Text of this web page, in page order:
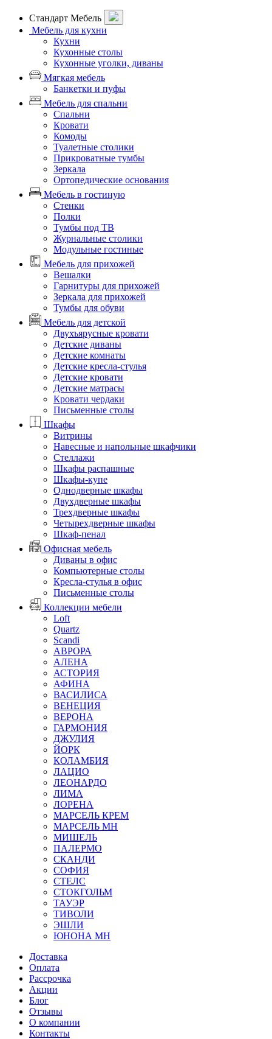
Стандарт Мебель
Мебель для кухни
Кухни
Кухонные столы
Кухонные уголки, диваны
Мягкая мебель
Банкетки и пуфы
Мебель для спальни
Спальни
Кровати
Комоды
Туалетные столики
Прикроватные тумбы
Зеркала
Ортопедические основания
Мебель в гостиную
Стенки
Полки
Тумбы под ТВ
Журнальные столики
Модульные гостиные
Мебель для прихожей
Вешалки
Гарнитуры для прихожей
Зеркала для прихожей
Тумбы для обуви
Мебель для детской
Двухъярусные кровати
Детские диваны
Детские комнаты
Детские кресла-стулья
Детские кровати
Детские матрасы
Кровати чердаки
Письменные столы
Шкафы
Витрины
Навесные и напольные шкафчики
Стеллажи
Шкафы распашные
Шкафы-купе
Однодверные шкафы
Двухдверные шкафы
Трехдверные шкафы
Четырехдверные шкафы
Шкаф-пенал
Офисная мебель
Диваны в офис
Компьютерные столы
Кресла-стулья в офис
Письменные столы
Коллекции мебели
Loft
Quartz
Scandi
АВРОРА
АЛЕНА
АСТОРИЯ
АФИНА
ВАСИЛИСА
ВЕНЕЦИЯ
ВЕРОНА
ГАРМОНИЯ
ДЖУЛИЯ
ЙОРК
КОЛАМБИЯ
ЛАЦИО
ЛЕОНАРДО
ЛИМА
ЛОРЕНА
МАРСЕЛЬ КРЕМ
МАРСЕЛЬ МН
МИШЕЛЬ
ПАЛЕРМО
СКАНДИ
СОФИЯ
СТЕЛС
СТОКГОЛЬМ
ТАУЭР
ТИВОЛИ
ЭШЛИ
ЮНОНА МН
Доставка
Оплата
Рассрочка
Акции
Блог
Отзывы
О компании
Контакты